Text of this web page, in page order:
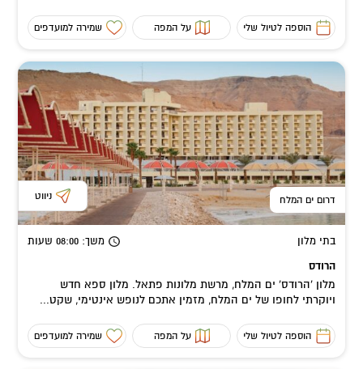
הוספה לטיול שלי על המפה שמירה למועדפים
דרום ים המלח ניווט
בתי מלון משך: 08:00 שעות
הרודס
מלון 'הרודס' ים המלח, מרשת מלונות פתאל. מלון ספא חדש
ויוקרתי לחופו של ים המלח, מזמין אתכם לנופש אינטימי, שקט...
הוספה לטיול שלי על המפה שמירה למועדפים